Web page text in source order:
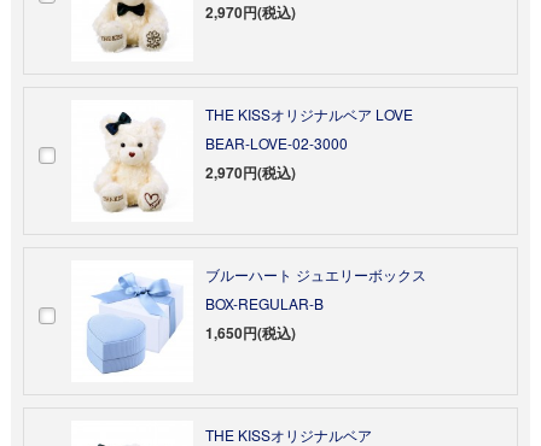
2,970円(税込)
THE KISSオリジナルベア LOVE
BEAR-LOVE-02-3000
2,970円(税込)
ブルーハート ジュエリーボックス
BOX-REGULAR-B
1,650円(税込)
THE KISSオリジナルベア